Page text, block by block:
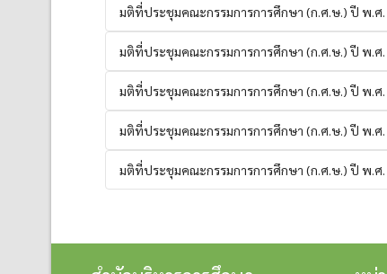
มติที่ประชุมคณะกรรมการการศึกษา (ก.ศ.ษ.) ปี พ.ศ.
มติที่ประชุมคณะกรรมการการศึกษา (ก.ศ.ษ.) ปี พ.ศ.
มติที่ประชุมคณะกรรมการการศึกษา (ก.ศ.ษ.) ปี พ.ศ.
มติที่ประชุมคณะกรรมการการศึกษา (ก.ศ.ษ.) ปี พ.ศ.
มติที่ประชุมคณะกรรมการการศึกษา (ก.ศ.ษ.) ปี พ.ศ.